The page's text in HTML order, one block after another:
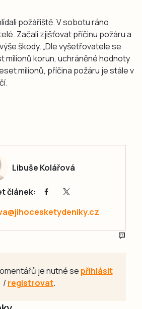
požářiště. V sobotu ráno
Začali zjišťovat příčinu požáru a
škody. „Dle vyšetřovatele se
milionů korun, uchráněné hodnoty
milionů, příčina požáru je stále v
Libuše Kolářová
článek:
je nutné se přihlásit
/registrovat.